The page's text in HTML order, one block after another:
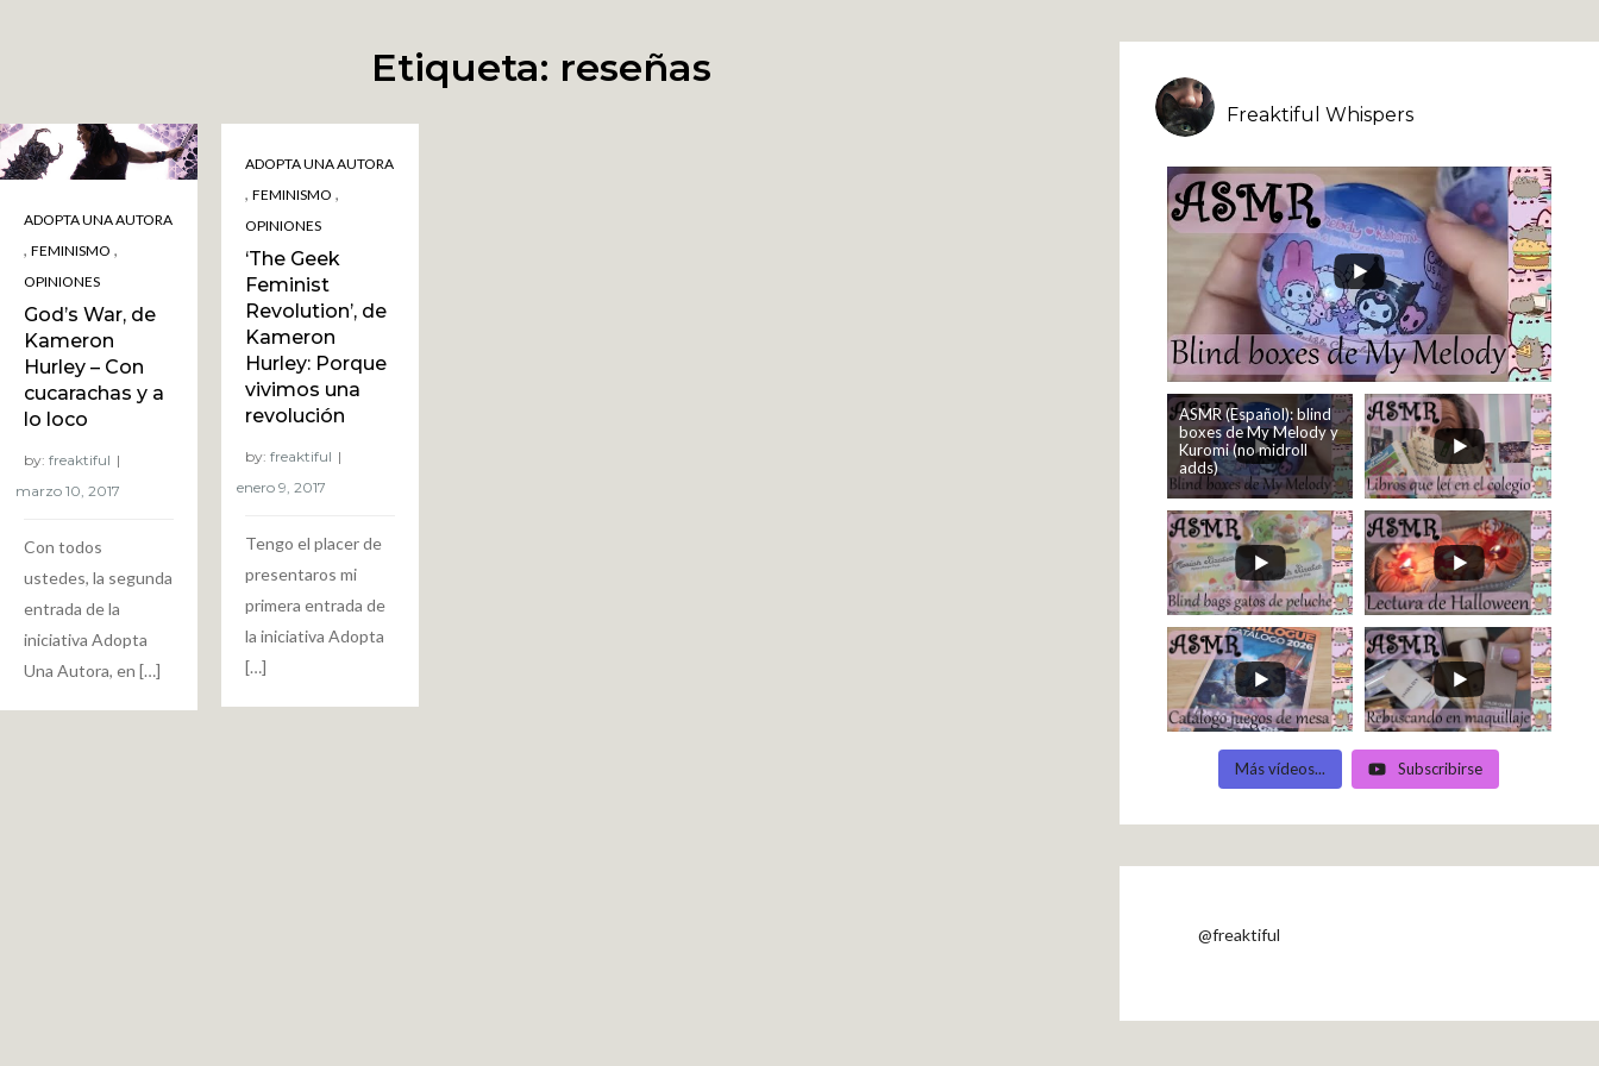
Etiqueta: reseñas
ADOPTA UNA AUTORA
, FEMINISMO ,
OPINIONES
God’s War, de
Kameron
Hurley – Con
cucarachas y a
lo loco
by: freaktiful
Con todos
ustedes, la segunda
entrada de la
iniciativa Adopta
Una Autora, en […]
ADOPTA UNA AUTORA
,FEMINISMO ,
OPINIONES
‘The Geek
Feminist
Revolution’, de
Kameron
Hurley: Porque
vivimos una
revolución
by:freaktiful
Tengo el placer de
presentaros mi
primera entrada de
la iniciativa Adopta
[…]
Freaktiful Whispers
ASMR (Español): blind
boxes de My Melody y
Kuromi (no midroll
adds)
Más vídeos... Subscribirse
@freaktiful